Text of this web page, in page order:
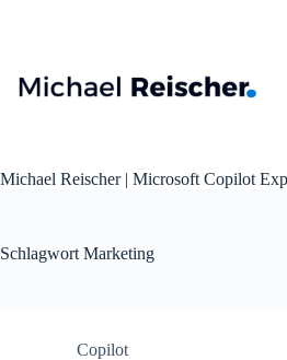
Michael Reischer | Microsoft Copilot
Schlagwort Marketing
Copilot